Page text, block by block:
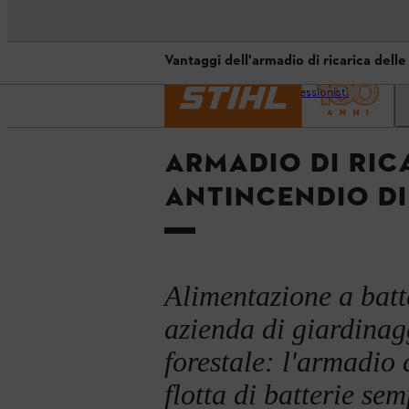
iniziale
professionisti
ARMADIO DI
ANTINCENDIO
Alimentazione a
azienda di
forestale: l'armadio
flotta di batterie
Vantaggi dell'armadio di ricarica
Armadio di ricarica delle batterie
Prodotti a batteria STIHL e